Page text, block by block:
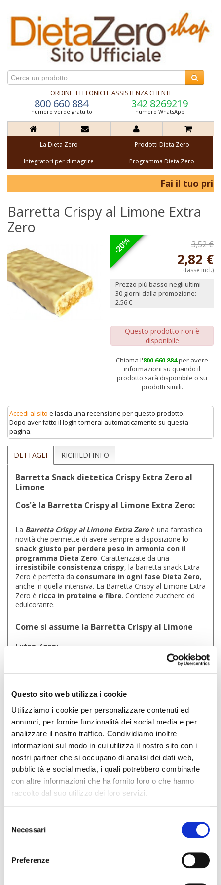
Questo sito web utilizza i cookie
Utilizziamo i cookie per personalizzare contenuti ed
annunci, per fornire funzionalità dei social media e per
analizzare il nostro traffico. Condividiamo inoltre
informazioni sul modo in cui utilizza il nostro sito con i
nostri partner che si occupano di analisi dei dati web,
pubblicità e social media, i quali potrebbero combinarle
con altre informazioni che ha fornito loro o che hanno
raccolto dal suo utilizzo dei loro servizi.
delNecessari
Preferenze
ORDINI TELEFONICI E ASSISTENZA CLIENTI
800 660 884
numero verde gratuito
342 8269219
numero WhatsApp
La Dieta Zero
Prodotti Dieta Zero
Integratori per dimagrire
Programma Dieta Zero
Fai il tuo
Barretta Crispy al Limone Extra
Zero
-20% 3,52 €
2,82 €
(tasse incl.)
Prezzo più basso negli ultimi
30 giorni dalla promozione:
2.56 €
Questo prodotto non è
disponibile
Chiama l'800 660 884per avere
informazioni su quando il
prodotto sarà disponibile o su
prodotti simili.
Accedi al sito e lascia una recensione per questo prodotto.
Dopo aver fatto il login tornerai automaticamente su questa
pagina.
DETTAGLI RICHIEDI INFO
Barretta Snack dietetica Crispy Extra Zero al
Limone
Cos'è la Barretta Crispy al Limone Extra Zero:
La Barretta Crispy al Limone Extra Zero è una fantastica
novità che permette di avere sempre a disposizione lo
snack giusto per perdere peso in armonia con il
programma Dieta Zero. Caratterizzate da una
irresistibile consistenza crispy, la barretta snack Extra
Zero è perfetta da consumare in ogni fase Dieta Zero,
anche in quella intensiva. La Barretta Crispy al Limone Extra
Zero è ricca in proteine e fibre. Contiene zucchero ed
edulcorante.
Come si assume la Barretta Crispy al Limone
Extra Zero:
Si consiglia l'assunzione di una barretta al giorno (35g).
Conservare in luogo fresco e asciutto.
Cosa contiene la Barretta Crispy al Limone
Extra Zero:
Pepite croccanti di soia (proteine di soia, amido di tapioca,
sale), agente di carica: polidestrosio, cioccolato bianco con
edulcorante (edulcorante: maltitolo, burro di cacao, latte
intero in polvere, emulsionante: lecitina di soia, vaniglia)
(20%), gelatina idrolizzata, umettante: glicerolo, proteine di
acidificante: acido citrico, emulsionante: lecitina di soia, olio
di girasole, edulcorante: sucralosio, colorante: beta
Per 35 g